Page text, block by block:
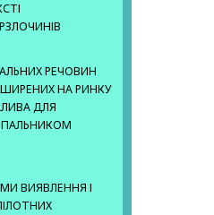
РЕЧОВИН
НА РИНКУ
ДЛЯ
ВИЯВЛЕННЯ І